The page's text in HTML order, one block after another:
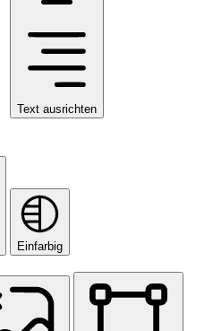
Text ausrichten
Einfarbig